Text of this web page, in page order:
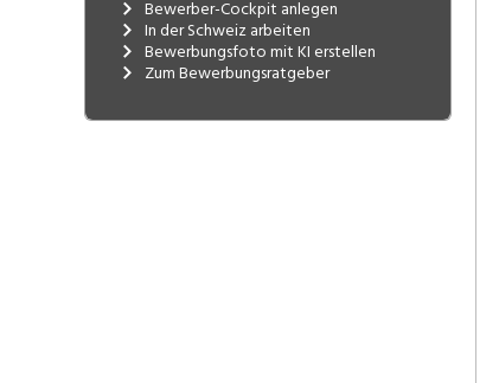
Bewerber-Cockpit anlegen
In der Schweiz arbeiten
Bewerbungsfoto mit KI erstellen
Zum Bewerbungsratgeber